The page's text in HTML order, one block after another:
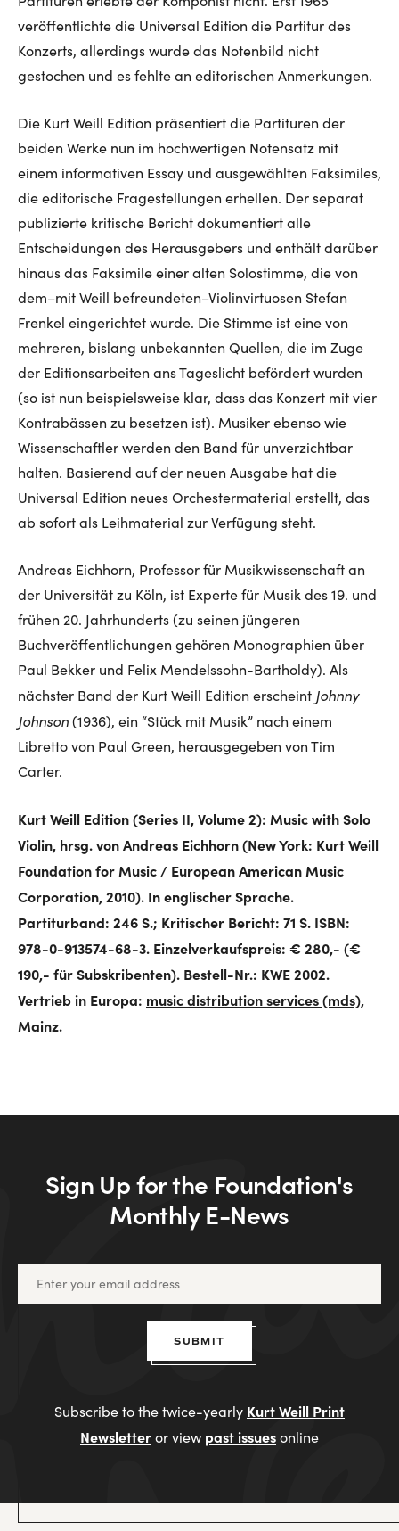
veröffentlichte die Universal Edition die Partitur des
Konzerts, allerdings wurde das Notenbild nicht
gestochen und es fehlte an editorischen Anmerkungen.
Die Kurt Weill Edition präsentiert die Partituren der
beiden Werke nun im hochwertigen Notensatz mit
einem informativen Essay und ausgewählten Faksimiles,
die editorische Fragestellungen erhellen. Der separat
publizierte kritische Bericht dokumentiert alle
Entscheidungen des Herausgebers und enthält darüber
hinaus das Faksimile einer alten Solostimme, die von
dem–mit Weill befreundeten–Violinvirtuosen Stefan
Frenkel eingerichtet wurde. Die Stimme ist eine von
mehreren, bislang unbekannten Quellen, die im Zuge
der Editionsarbeiten ans Tageslicht befördert wurden
(so ist nun beispielsweise klar, dass das Konzert mit vier
Kontrabässen zu besetzen ist). Musiker ebenso wie
Wissenschaftler werden den Band für unverzichtbar
halten. Basierend auf der neuen Ausgabe hat die
Universal Edition neues Orchestermaterial erstellt, das
ab sofort als Leihmaterial zur Verfügung steht.
Andreas Eichhorn, Professor für Musikwissenschaft an
der Universität zu Köln, ist Experte für Musik des 19. und
frühen 20. Jahrhunderts (zu seinen jüngeren
Buchveröffentlichungen gehören Monographien über
Paul Bekker und Felix Mendelssohn-Bartholdy). Als
nächster Band der Kurt Weill Edition erscheint Johnny
Johnson(1936), ein “Stück mit Musik” nach einem
Libretto von Paul Green, herausgegeben von Tim
Carter.
Kurt Weill Edition (Series II, Volume 2): Music with Solo
Violin, hrsg. von Andreas Eichhorn (New York: Kurt Weill
Foundation for Music / European American Music
Corporation, 2010). In englischer Sprache.
Partiturband: 246 S.; Kritischer Bericht: 71 S. ISBN:
978-0-913574-68-3. Einzelverkaufspreis: € 280,- (€
190,- für Subskribenten). Bestell-Nr.: KWE 2002.
Vertrieb in Europa: music distribution services (mds),
Mainz.
Sign Up for the Foundation's
Monthly E-News
SUBMIT
Subscribe to the twice-yearly Kurt Weill Print
Newsletteror view past issuesonline